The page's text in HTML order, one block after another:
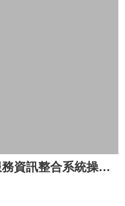
108年度衛生福利部志願服務資訊整合系統操作說明研習(三、四場)